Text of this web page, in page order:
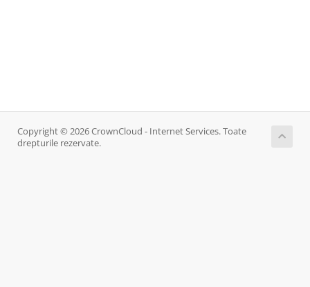
Copyright © 2026 CrownCloud - Internet Services. Toate
drepturile rezervate.